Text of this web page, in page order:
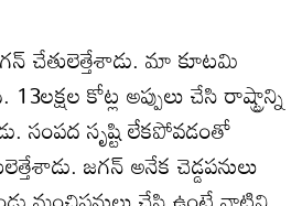
చేతులెత్తేశాడు. మా కూటమి
కోట్ల అప్పులు చేసి రాష్ట్రాన్ని
సంపద సృష్టి లేకపోవడంతో
జగన్‌ అనేక చెడ్డపనులు